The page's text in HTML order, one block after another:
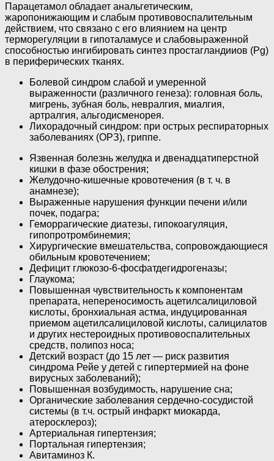
Парацетамол обладает анальгетическим,
жаропонижающим и слабым противовоспали­тельным
действием, что связано с его влиянием на центр
терморегуляции в гипотала­мусе и слабовыраженной
способностью ингибировать синтез простагландииов (Pg)
в периферических тканях.
Болевой синдром слабой и умеренной
выраженности (различного генеза): головная боль,
мигрень, зубная боль, невралгия, миалгия,
артралгия, альгодисменорея.
Лихора­дочный синдром: при острых респираторных
заболеваниях (ОРЗ), гриппе.
Язвенная болезнь желудка и двенадцати­перстной
кишки в фазе обострения;
Желудочно-кишечные кровотечения (в т. ч. в
анамнезе);
Выраженные нарушения функции печени и/или
почек, подагра;
Геморрагические диатезы, гипокоагуля­ция,
гипопротромбинемия;
Хирургические вмешательства, сопровождающиеся
обильным кровотечением;
Дефицит глюкозо-6-фосфатдегидрогеназы;
Глаукома;
Повышенная чувствительность к компонентам
препарата, непереносимость ацетилсалициловой
кислоты, бронхиальная астма, индуцированная
приемом ацетилсалициловой кислоты, салицилатов
и других нестероидных противовоспалительных
средств, полипоз носа;
Детский возраст (до 15 лет — риск развития
синдрома Рейе у детей с гипертермией на фоне
вирусных заболеваний);
Повышенная возбудимость, нарушение сна;
Органические заболевания сердечно-­сосудистой
системы (в т.ч. острый инфаркт миокарда,
атеросклероз);
Артериальная гипертензия;
Портальная гипертензия;
Авитаминоз К.